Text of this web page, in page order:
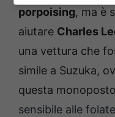
porpoising, ma è
aiutare Charles
una vettura che
simile a Suzuka,
questa
sensibile alle